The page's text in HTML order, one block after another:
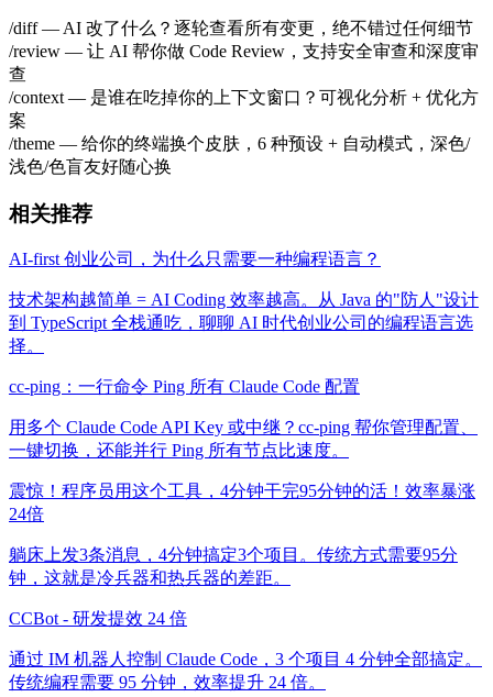
/diff— AI 改了什么？逐轮查看所有变更，绝不错过任何细节
/review — 让 AI 帮你做 Code Review，支持安全审查和深度审
查
/context — 是谁在吃掉你的上下文窗口？可视化分析 + 优化方
案
/theme — 给你的终端换个皮肤，6 种预设 + 自动模式，深色/
浅色/色盲友好随心换
相关推荐
AI-first 创业公司，为什么只需要一种编程语言？
技术架构越简单 = AI Coding 效率越高。从 Java 的"防人"设计
到 TypeScript 全栈通吃，聊聊 AI 时代创业公司的编程语言选
择。
cc-ping：一行命令 Ping 所有 Claude Code 配置
用多个 Claude Code API Key 或中继？cc-ping 帮你管理配置、
一键切换，还能并行 Ping 所有节点比速度。
震惊！程序员用这个工具，4分钟干完95分钟的活！效率暴涨
24倍
躺床上发3条消息，4分钟搞定3个项目。传统方式需要95分
钟，这就是冷兵器和热兵器的差距。
CCBot - 研发提效 24 倍
通过 IM 机器人控制 Claude Code，3 个项目 4 分钟全部搞定。
传统编程需要 95 分钟，效率提升 24 倍。